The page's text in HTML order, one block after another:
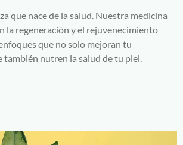
que nace de la salud. Nuestra medicina
la regeneración y el rejuvenecimiento
que no solo mejoran tu
también nutren la salud de tu piel.